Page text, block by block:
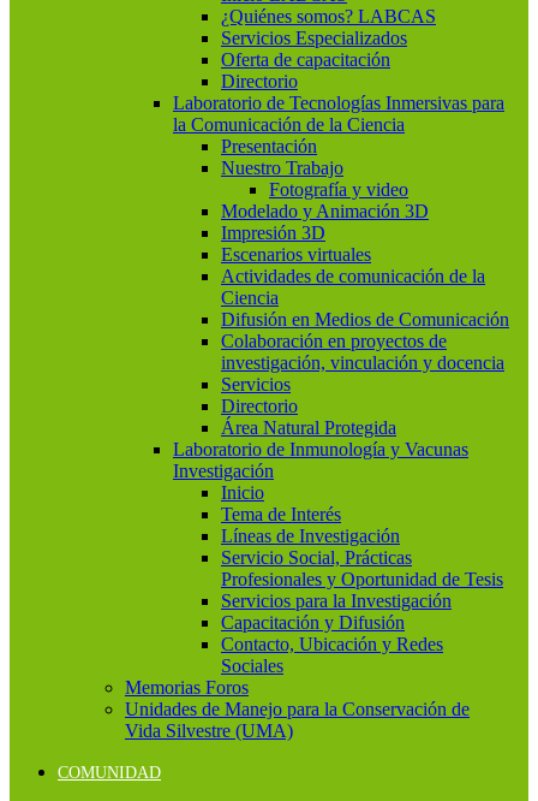
¿Quiénes somos? LABCAS
Servicios Especializados
Oferta de capacitación
Directorio
Laboratorio de Tecnologías Inmersivas para
la Comunicación de la Ciencia
Presentación
Nuestro Trabajo
Fotografía y video
Modelado y Animación 3D
Impresión 3D
Escenarios virtuales
Actividades de comunicación de la
Ciencia
Difusión en Medios de Comunicación
Colaboración en proyectos de
investigación, vinculación y docencia
Servicios
Directorio
Área Natural Protegida
Laboratorio de Inmunología y Vacunas
Investigación
Inicio
Tema de Interés
Líneas de Investigación
Servicio Social, Prácticas
Profesionales y Oportunidad de Tesis
Servicios para la Investigación
Capacitación y Difusión
Contacto, Ubicación y Redes
Sociales
Memorias Foros
Unidades de Manejo para la Conservación de
Vida Silvestre (UMA)
COMUNIDAD